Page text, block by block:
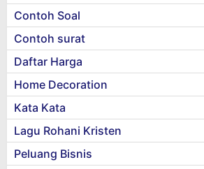
Contoh Soal
Contoh surat
Daftar Harga
Home Decoration
Kata Kata
Lagu Rohani Kristen
Peluang Bisnis